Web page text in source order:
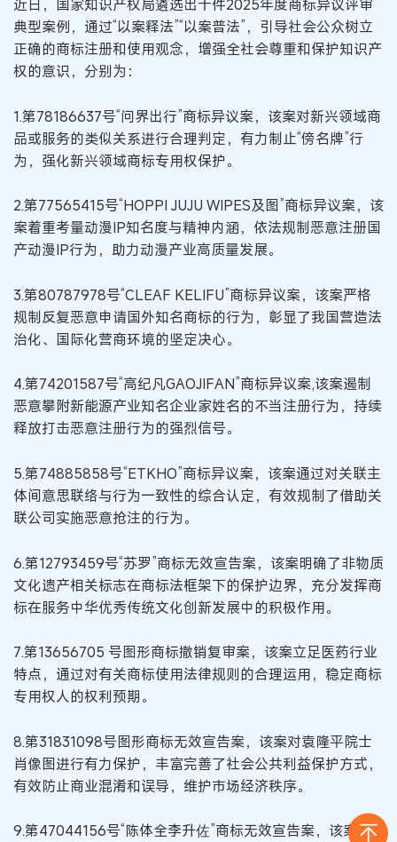
近日，国家知识产权局遴选出十件2025年度商标异议评审
典型案例，通过“以案释法”“以案普法”，引导社会公众树立
正确的商标注册和使用观念，增强全社会尊重和保护知识产
权的意识，分别为：
1.第78186637号“问界出行”商标异议案，该案对新兴领域商
品或服务的类似关系进行合理判定，有力制止“傍名牌”行
为，强化新兴领域商标专用权保护。
2.第77565415号“HOPPI JUJU WIPES及图”商标异议案，该
案着重考量动漫IP知名度与精神内涵，依法规制恶意注册国
产动漫IP行为，助力动漫产业高质量发展。
3.第80787978号“CLEAF KELIFU”商标异议案，该案严格
规制反复恶意申请国外知名商标的行为，彰显了我国营造法
治化、国际化营商环境的坚定决心。
4.第74201587号“高纪凡GAOJIFAN”商标异议案,该案遏制
恶意攀附新能源产业知名企业家姓名的不当注册行为，持续
释放打击恶意注册行为的强烈信号。
5.第74885858号“ETKHO”商标异议案，该案通过对关联主
体间意思联络与行为一致性的综合认定，有效规制了借助关
联公司实施恶意抢注的行为。
6.第12793459号“苏罗”商标无效宣告案，该案明确了非物质
文化遗产相关标志在商标法框架下的保护边界，充分发挥商
标在服务中华优秀传统文化创新发展中的积极作用。
7.第13656705 号图形商标撤销复审案，该案立足医药行业
特点，通过对有关商标使用法律规则的合理运用，稳定商标
专用权人的权利预期。
8.第31831098号图形商标无效宣告案，该案对袁隆平院士
肖像图进行有力保护，丰富完善了社会公共利益保护方式，
有效防止商业混淆和误导，维护市场经济秩序。
9.第47044156号“陈体全李升佐”商标无效宣告案，该案准